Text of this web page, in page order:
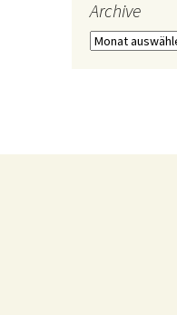
Archive
Archive